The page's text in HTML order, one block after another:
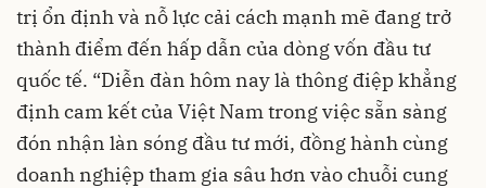
trị ổn định và nỗ lực cải cách mạnh mẽ đang trở
thành điểm đến hấp dẫn của dòng vốn đầu tư
quốc tế. “Diễn đàn hôm nay là thông điệp khẳng
định cam kết của Việt Nam trong việc sẵn sàng
đón nhận làn sóng đầu tư mới, đồng hành cùng
doanh nghiệp tham gia sâu hơn vào chuỗi cung